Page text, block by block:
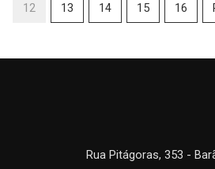
12 13 14 15 16
Rua Pitágoras, 353 -